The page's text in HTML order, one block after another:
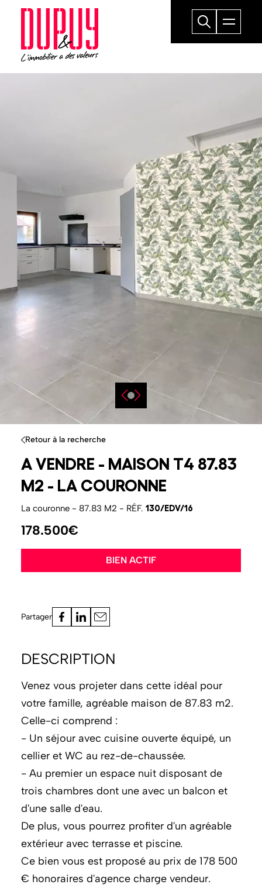
Retour à la recherche
A VENDRE - MAISON T4 87.83
M2 - LA COURONNE
La couronne - 87.83 M2 - RÉF. 130/EDV/16
178.500€
BIEN ACTIF
Partager
DESCRIPTION
Venez vous projeter dans cette idéal pour
votre famille, agréable maison de 87.83 m2.
Celle-ci comprend :
- Un séjour avec cuisine ouverte équipé, un
cellier et WC au rez-de-chaussée.
- Au premier un espace nuit disposant de
trois chambres dont une avec un balcon et
d'une salle d'eau.
De plus, vous pourrez profiter d'un agréable
extérieur avec terrasse et piscine.
Ce bien vous est proposé au prix de 178 500
€ honoraires d'agence charge vendeur.